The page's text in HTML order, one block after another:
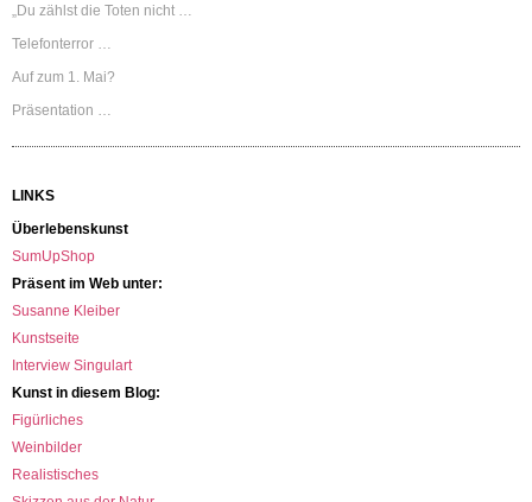
„Du zählst die Toten nicht …
Telefonterror …
Auf zum 1. Mai?
Präsentation …
LINKS
Überlebenskunst
SumUpShop
Präsent im Web unter:
Susanne Kleiber
Kunstseite
Interview Singulart
Kunst in diesem Blog:
Figürliches
Weinbilder
Realistisches